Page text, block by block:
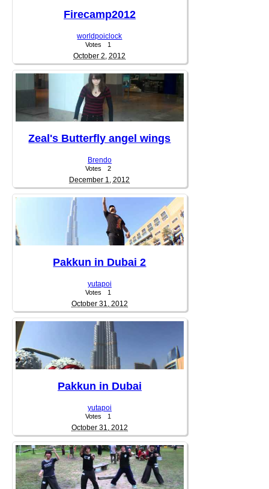
Firecamp2012
worldpoiclock
Votes 1
October 2, 2012
Zeal's Butterfly angel wings
Brendo
Votes 2
December 1, 2012
Pakkun in Dubai 2
yutapoi
Votes 1
October 31, 2012
Pakkun in Dubai
yutapoi
Votes 1
October 31, 2012